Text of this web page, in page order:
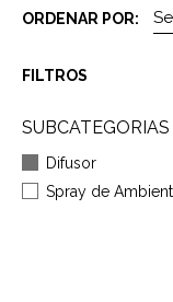
ORDENAR POR:
FILTROS
SUBCATEGORIAS
Difusor
Spray de